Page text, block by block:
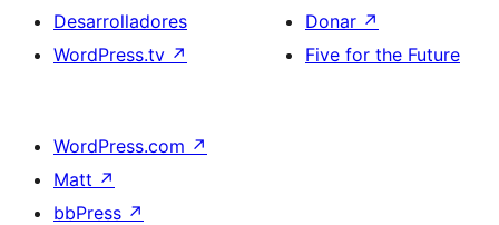
Desarrolladores
WordPress.tv ↗
Donar ↗
Five for the Future
WordPress.com ↗
Matt ↗
bbPress ↗